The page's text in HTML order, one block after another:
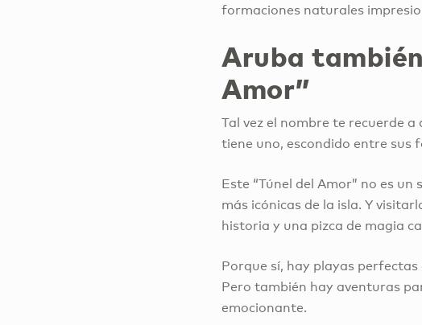
formaciones naturales
Aruba
Amor”
Tal vez el nombre te recuerde
tiene uno, escondido entre sus
Este “Túnel del Amor” no es
más icónicas de la isla. Y
historia y una pizca de magia
Porque sí, hay playas
Pero también hay aventuras
emocionante.